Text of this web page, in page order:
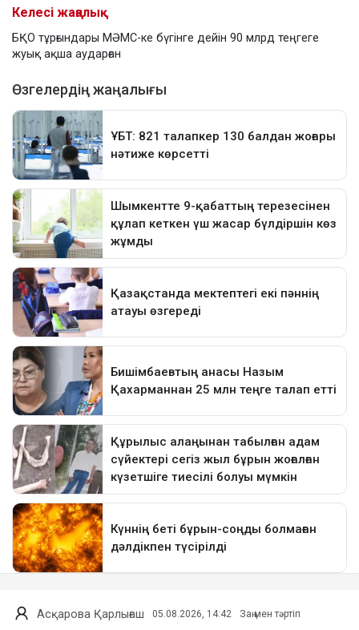
Келесі жаңалық
БҚО тұрғындары МӘМС-ке бүгінге дейін 90 млрд теңгеге
жуық ақша аударған
Асқарова Қарлығаш 05.08.2026, 14:42 Заң мен тәртіп